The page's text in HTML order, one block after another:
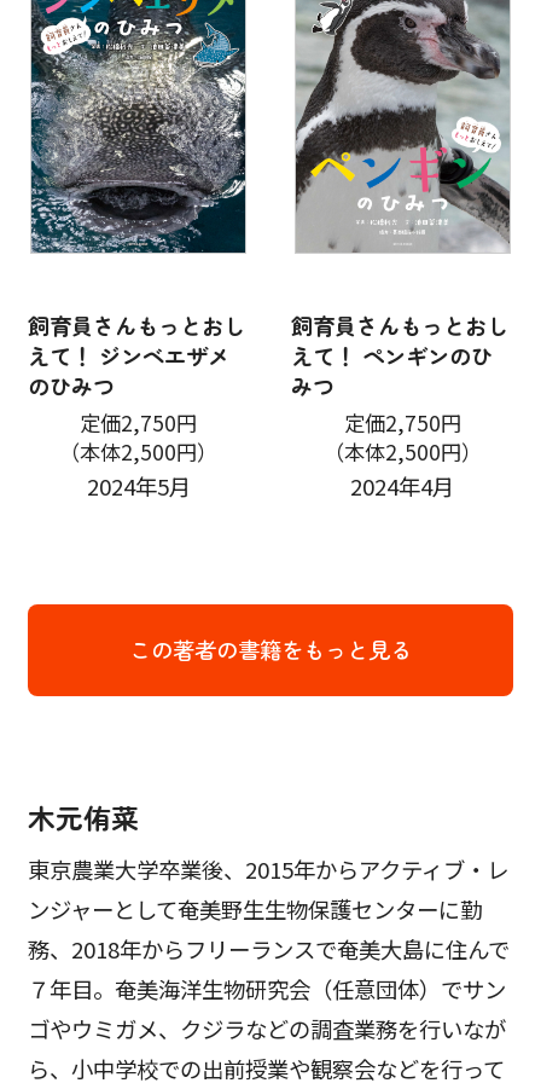
飼育員さんもっとおし
えて！ ジンベエザメ
のひみつ
定価2,750円
（本体2,500円）
2024年5月
飼育員さんもっとおし
えて！ ペンギンのひ
みつ
定価2,750円
（本体2,500円）
2024年4月
この著者の書籍をもっと見る
木元侑菜
東京農業大学卒業後、2015年からアクティブ・レ
ンジャーとして奄美野生生物保護センターに勤
務、2018年からフリーランスで奄美大島に住んで
７年目。奄美海洋生物研究会（任意団体）でサン
ゴやウミガメ、クジラなどの調査業務を行いなが
ら、小中学校での出前授業や観察会などを行って